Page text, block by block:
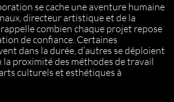
se cache une aventure humaine
directeur artistique et de la
combien chaque projet repose
de confiance. Certaines
dans la durée, d’autres se déploient
la proximité des méthodes de travail
culturels et esthétiques à